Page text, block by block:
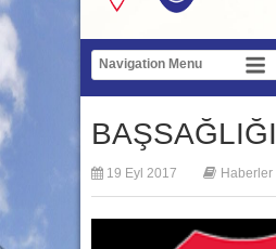
BAŞSAĞLIĞI
19 Eyl 2017 Haberler